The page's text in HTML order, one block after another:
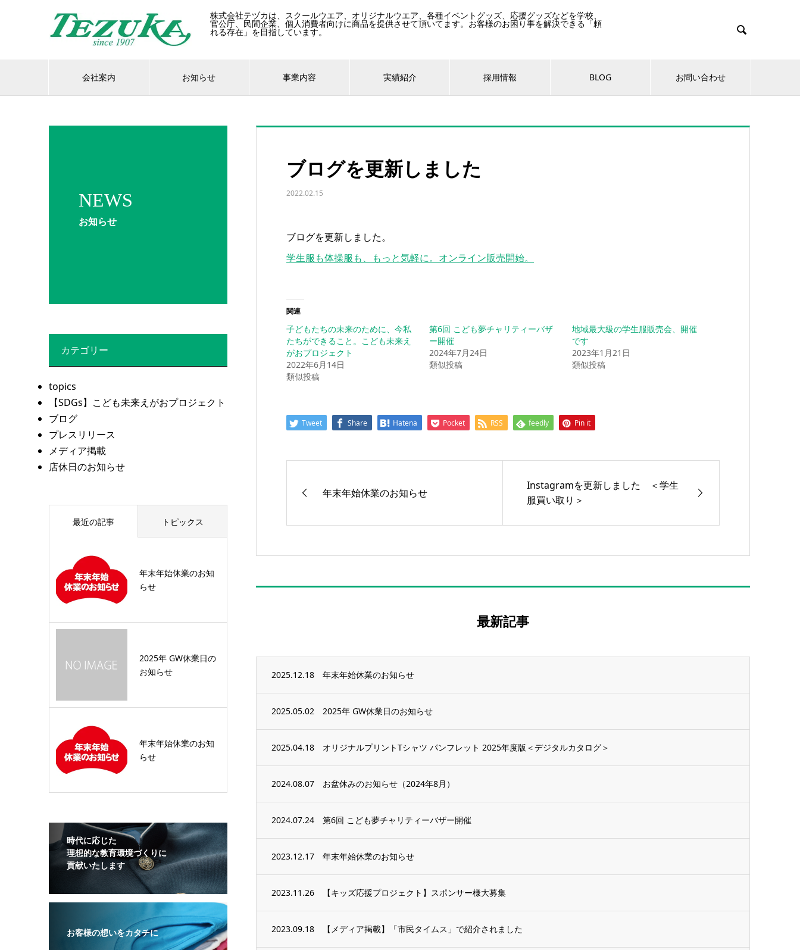
株式会社テヅカは、スクールウエア、オリジナルウエア、各種イベントグッズ、応援グッズなどを学校、
官公庁、民間企業、個人消費者向けに商品を提供させて頂いてます。お客様のお困り事を解決できる「頼
れる存在」を目指しています。 
会社案内 お知らせ 事業内容 実績紹介 採用情報 BLOG お問い合わせ
NEWS
お知らせ
ブログを更新しました
2022.02.15
ブログを更新しました。
学生服も体操服も、もっと気軽に。オンライン販売開始。
関連
子どもたちの未来のために、今私
たちができること。こども未来え
がおプロジェクト
2022年6月14日
類似投稿
第6回 こども夢チャリティーバザ
ー開催
2024年7月24日
類似投稿
地域最大級の学生服販売会、開催
です
2023年1月21日
類似投稿
Tweet Share Hatena Pocket RSS feedly Pin it
年末年始休業のお知らせ
Instagramを更新しました ＜学生
服買い取り＞
最新記事
2025.12.18 年末年始休業のお知らせ
2025.05.02 2025年 GW休業日のお知らせ
2025.04.18 オリジナルプリントTシャツ パンフレット 2025年度版＜デジタルカタログ＞
2024.08.07 お盆休みのお知らせ（2024年8月）
2024.07.24 第6回 こども夢チャリティーバザー開催
2023.12.17 年末年始休業のお知らせ
2023.11.26 【キッズ応援プロジェクト】スポンサー様大募集
2023.09.18 【メディア掲載】「市民タイムス」で紹介されました
カテゴリー
topics
【SDGs】こども未来えがおプロジェクト
ブログ
プレスリリース
メディア掲載
店休日のお知らせ
最近の記事 トピックス
年末年始休業のお知
らせ
2025年 GW休業日の
お知らせ
年末年始休業のお知
らせ
時代に応じた
理想的な教育環境づくりに
貢献いたします
お客様の想いをカタチに